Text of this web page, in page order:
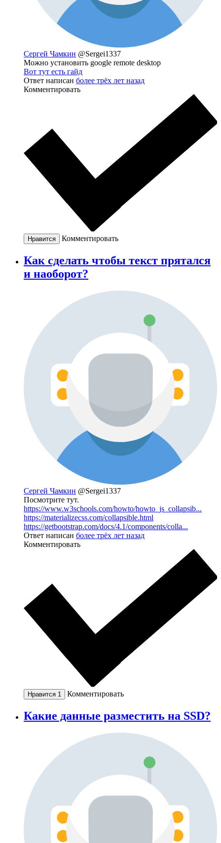
Сергей Чамкин @Sergei1337
Можно установить google remote desktop
Вот тут есть гайд
Ответ написан более трёх лет назад
Комментировать
Нравится Комментировать
Как сделать чтобы текст прятался
и наоборот?
Сергей Чамкин @Sergei1337
Посмотрите тут.
https://www.w3schools.com/howto/howto_js_collapsib...
https://materializecss.com/collapsible.html
https://getbootstrap.com/docs/4.1/components/colla...
Ответ написан более трёх лет назад
Комментировать
Нравится 1 Комментировать
Какие данные разместить на SSD?